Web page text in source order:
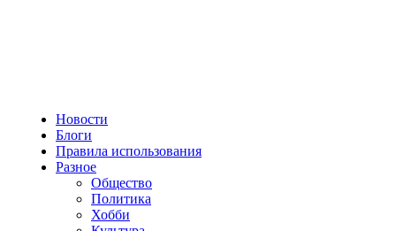
Новости
Блоги
Правила использования
Разное
Общество
Политика
Хобби